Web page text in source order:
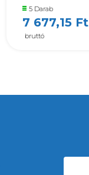
5 Darab
7 677,15 Ft
bruttó